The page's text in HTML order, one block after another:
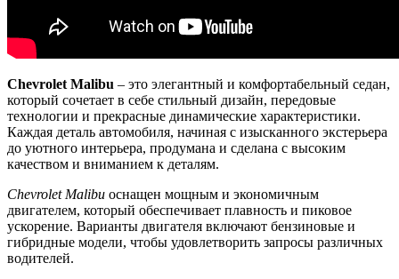
Chevrolet Malibu – это элегантный и комфортабельный седан,
который сочетает в себе стильный дизайн, передовые
технологии и прекрасные динамические характеристики.
Каждая деталь автомобиля, начиная с изысканного экстерьера
до уютного интерьера, продумана и сделана с высоким
качеством и вниманием к деталям.
Chevrolet Malibu оснащен мощным и экономичным
двигателем, который обеспечивает плавность и пиковое
ускорение. Варианты двигателя включают бензиновые и
гибридные модели, чтобы удовлетворить запросы различных
водителей.